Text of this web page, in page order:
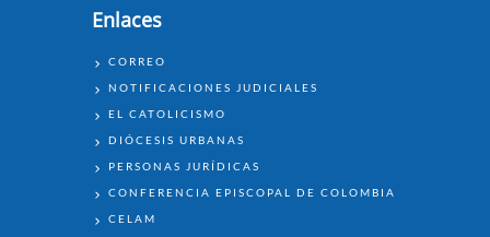
Enlaces
ENLACES
CORREO
NOTIFICACIONES JUDICIALES
EL CATOLICISMO
DIÓCESIS URBANAS
PERSONAS JURÍDICAS
CONFERENCIA EPISCOPAL DE COLOMBIA
CELAM